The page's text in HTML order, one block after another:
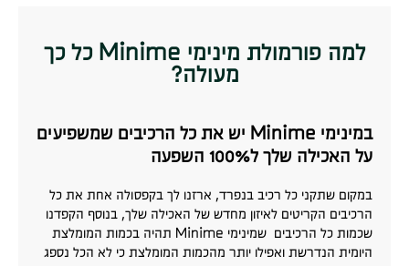
למה פורמולת מינימי Minime כל כך
מעולה?
במינימי Minime יש את כל הרכיבים שמשפיעים
על האכילה שלך ל100% השפעה
במקום שתקני כל רכיב בנפרד, ארזנו לך בקפסולה אחת את כל
הרכיבים הקריטים לאיזון מחדש של האכילה שלך, בנוסף הקפדנו
שכמות כל הרכיבים שמינימי Minime תהיה בכמות המומלצת
היומית הנדרשת ואפילו יותר מהכמות המומלצת כי לא הכל נספג